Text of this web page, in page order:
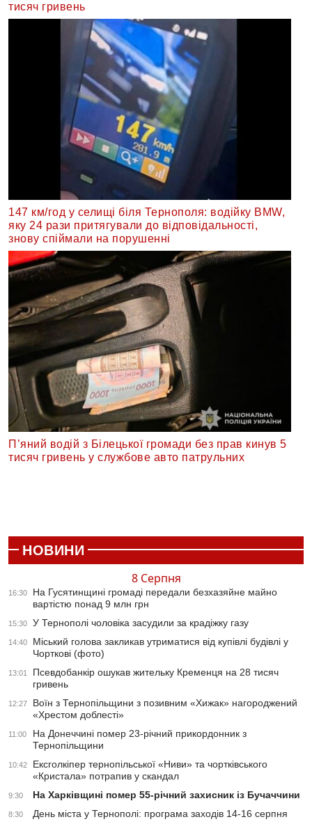
тисяч гривень
147 км/год у селищі біля Тернополя: водійку BMW,
яку 24 рази притягували до відповідальності,
знову спіймали на порушенні
П’яний водій з Білецької громади без прав кинув 5
тисяч гривень у службове авто патрульних
НОВИНИ
8 Серпня
16:30
На Гусятинщині громаді передали безхазяйне майно
вартістю понад 9 млн грн
15:30 У Тернополі чоловіка засудили за крадіжку газу
14:40
Міський голова закликав утриматися від купівлі будівлі у
Чорткові (фото)
13:01
Псевдобанкір ошукав жительку Кременця на 28 тисяч
гривень
12:27
Воїн з Тернопільщини з позивним «Хижак» нагороджений
«Хрестом доблесті»
11:00
На Донеччині помер 23-річний прикордонник з
Тернопільщини
10:42
Ексголкіпер тернопільської «Ниви» та чортківського
«Кристала» потрапив у скандал
9:30 На Харківщині помер 55-річний захисник із Бучаччини
8:30 День міста у Тернополі: програма заходів 14-16 серпня